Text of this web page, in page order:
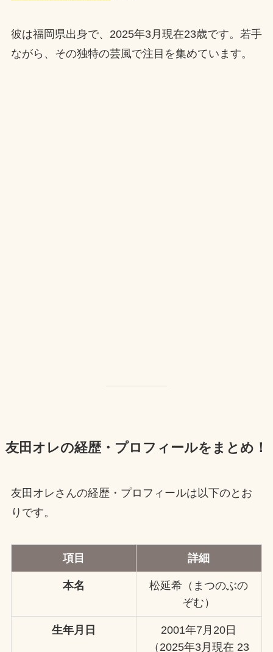
彼は福岡県出身で、2025年3月現在23歳です。若手
ながら、その独特の芸風で注目を集めています。
友田オレの経歴・プロフィールをまとめ！
友田オレさんの経歴・プロフィールは以下のとお
りです。
項目 詳細
本名
松延希（まつのぶの
ぞむ）
生年月日
2001年7月20日
（2025年3月現在 23